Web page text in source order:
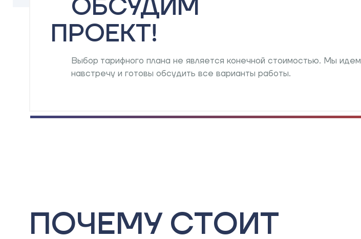
ОБСУДИМ
ПРОЕКТ!
Выбор тарифного плана не является конечной стоимостью. Мы идем
навстречу и готовы обсудить все варианты работы.
ПОЧЕМУ СТОИТ